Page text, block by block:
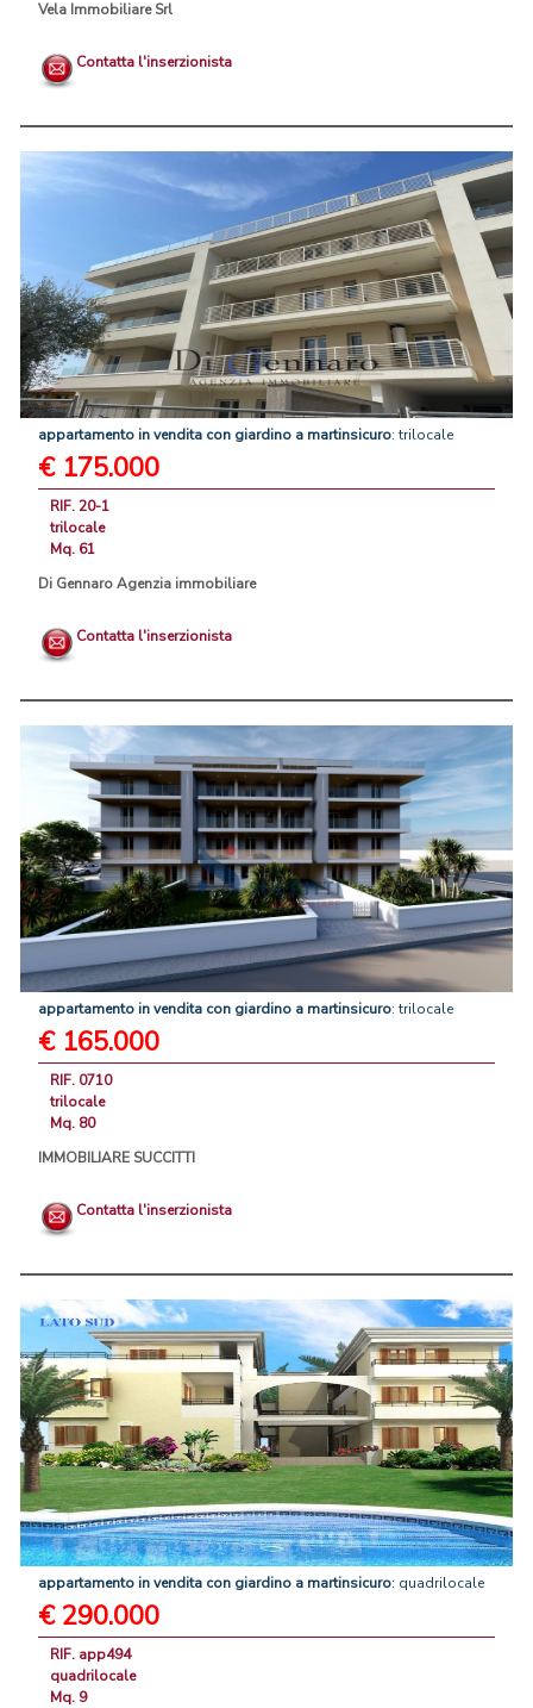
Vela Immobiliare Srl
Contatta l'inserzionista
appartamento invendita con giardino a martinsicuro: trilocale
€ 175.000
RIF. 20-1
trilocale
Mq. 61
Di Gennaro Agenzia immobiliare
Contatta l'inserzionista
appartamento invendita con giardino a martinsicuro: trilocale
€ 165.000
RIF. 0710
trilocale
Mq. 80
IMMOBILIARE SUCCITTI
Contatta l'inserzionista
appartamento invendita con giardino a martinsicuro: quadrilocale
€ 290.000
RIF. app494
quadrilocale
Mq. 9